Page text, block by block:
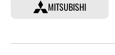
MITSUBISHI